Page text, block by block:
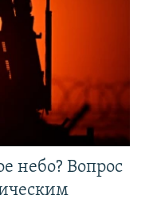
небо? Вопрос